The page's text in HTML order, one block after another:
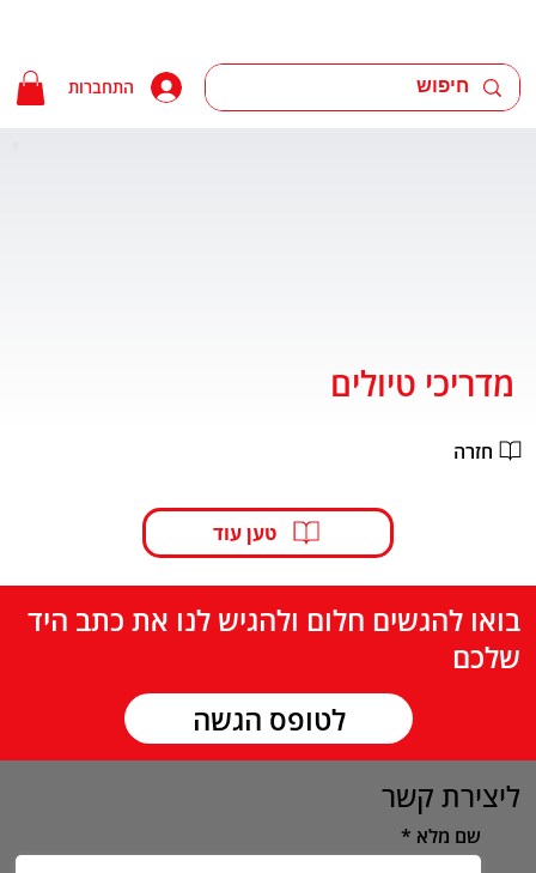
התחברות
מדריכי טיולים
חזרה
טען עוד
בואו להגשים חלום ולהגיש לנו את כתב היד
שלכם
לטופס הגשה
ליצירת קשר
שם מלא